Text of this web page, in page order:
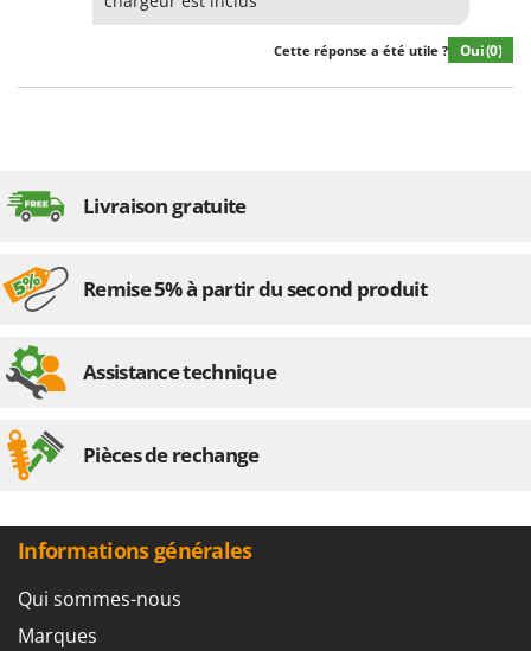
Cette réponse a été utile ? Oui(0)
Livraison gratuite
Remise 5% à partir du second produit
Assistance technique
Pièces de rechange
Informations générales
Qui sommes-nous
Marques